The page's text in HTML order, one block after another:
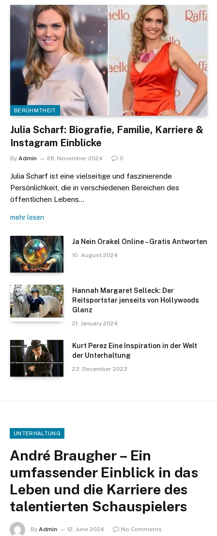
BERÜHMTHEIT
Julia Scharf: Biografie, Familie, Karriere &
Instagram Einblicke
By Admin 28. November 2024 0
Julia Scharf ist eine vielseitige und faszinierende
Persönlichkeit, die in verschiedenen Bereichen des
öffentlichen Lebens…
mehr lesen
Ja Nein Orakel Online – Gratis Antworten
10. August 2024
Hannah Margaret Selleck: Der
Reitsportstar jenseits von Hollywoods
Glanz
21. January 2024
Kurt Perez Eine Inspiration in der Welt
der Unterhaltung
23. December 2023
UNTERHALTUNG
André Braugher – Ein
umfassender Einblick in das
Leben und die Karriere des
talentierten Schauspielers
By Admin 12. June 2024
No Comments